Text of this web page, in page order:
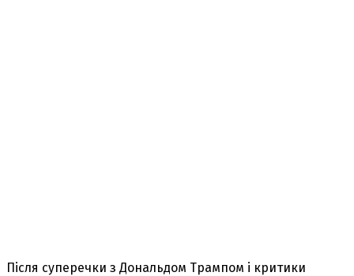
Після суперечки з Дональдом Трампом і критики